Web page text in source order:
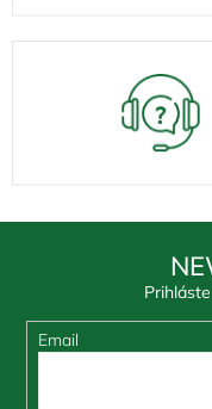
Email